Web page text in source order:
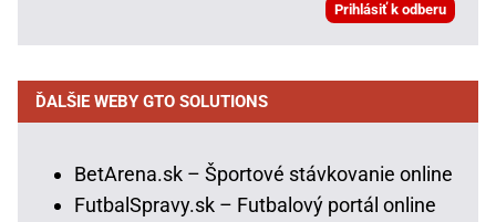
ĎALŠIE WEBY GTO SOLUTIONS
BetArena.sk – Športové stávkovanie online
FutbalSpravy.sk – Futbalový portál online